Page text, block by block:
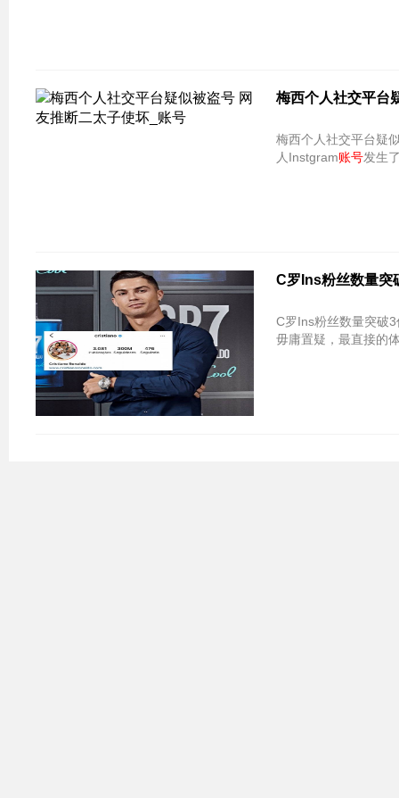
梅西个人社交平台
梅西个人社交平台疑
人Instgram账号发生
C罗Ins粉丝数量突
C罗Ins粉丝数量突破
毋庸置疑，最直接的